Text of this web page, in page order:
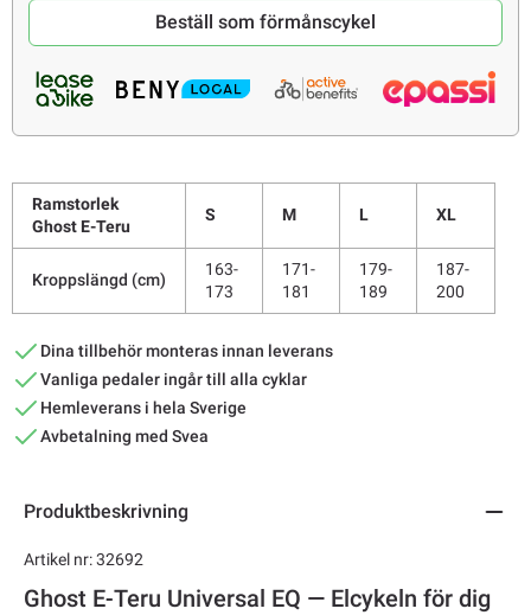
Beställ som förmånscykel
Ramstorlek
Ghost E-Teru
S M L XL
Kroppslängd (cm)
163-
173
171-
181
179-
189
187-
200
Dina tillbehör monteras innan leverans
Vanliga pedaler ingår till alla cyklar
Hemleverans i hela Sverige
Avbetalning med Svea
Produktbeskrivning
Artikel nr: 32692
Ghost E-Teru Universal EQ — Elcykeln för dig